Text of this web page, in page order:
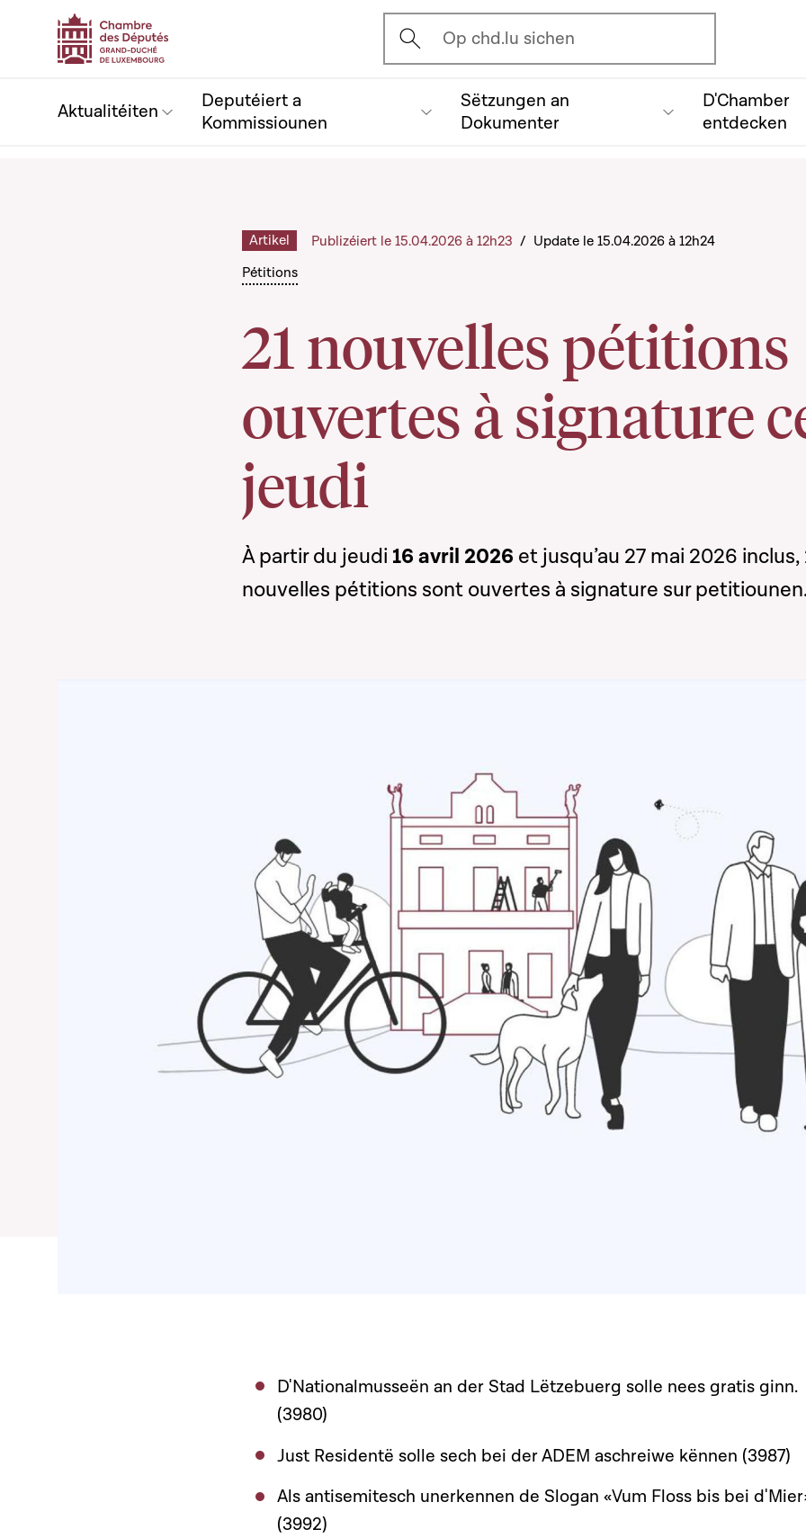
Ouvrir l'écran de recherche
Op chd.lu sichen
Aktualitéiten
Deputéiert a
Kommissiounen
Sëtzungen an
Dokumenter
D'Chamber
entdecken
Pétitions
21 nouvelles pétitions
ouvertes à signature
jeudi
Artikel Publizéiert le 15.04.2026 à 12h23 / Update le 15.04.2026 à 12h24
À partir du jeudi 16 avril 2026 et jusqu’au 27 mai 2026 inclus,
nouvelles pétitions sont ouvertes à signature sur
D'Nationalmusseën an der Stad Lëtzebuerg solle nees gratis ginn.
(3980)
Just Residentë solle sech bei der ADEM aschreiwe kënnen (3987)
Als antisemitesch unerkennen de Slogan «Vum Floss bis bei
(3992)